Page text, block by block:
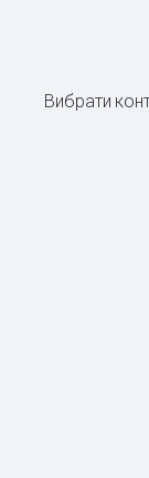
Вибрати